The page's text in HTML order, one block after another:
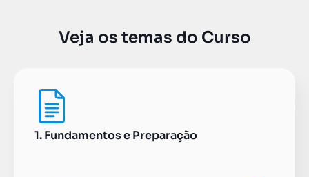
Veja os temas do Curso
1. Fundamentos e Preparação